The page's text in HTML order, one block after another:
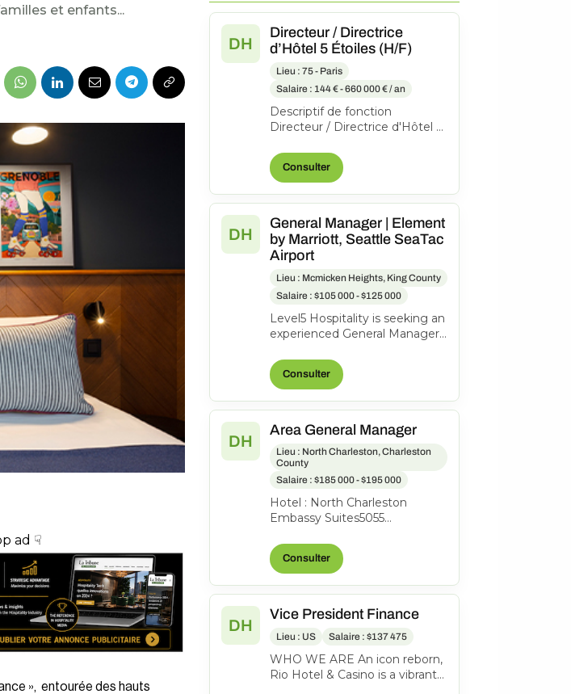
et enfants...
ad ☟
», entourée des hauts
DH
Directeur / Directrice
d’Hôtel 5 Étoiles (H/F)
Lieu : 75 - Paris
Salaire : 144 € - 660 000 € / an
Descriptif de fonction
Directeur / Directrice d'Hôtel 5
d'Expérience Client
L'entreprise : N...
Consulter
DH
General Manager | Element
by Marriott, Seattle SeaTac
Airport
Lieu : Mcmicken Heights, King County
Salaire : $105 000 - $125 000
Level5 Hospitality is seeking an
experienced General Manager
Marriott, an award-winning 177-
ro...Consulter
DH
Area General Manager
Lieu : North Charleston, Charleston
County
Salaire : $185 000 - $195 000
Hotel : North Charleston
Embassy Suites5055
SC 29418Area Hotel General
ManagerFull ti...
Consulter
DH
Vice President Finance
Lieu : US Salaire : $137 475
WHO WE ARE An icon reborn,
Rio Hotel & Casino is a vibrant